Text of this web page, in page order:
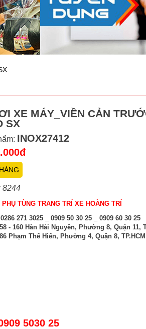
XE MÁY_VIỀN CẢN
SX
INOX27412
8244
TÙNG TRANG TRÍ XE HOÀNG TRÍ
0286 271 3025 _ 0909 50 30 25 _ 0909 60 30 25
- 160 Hàn Hải Nguyên, Phường 8, Quận 11,
Phạm Thế Hiển, Phường 4, Quận 8, TP.HCM
5030 25